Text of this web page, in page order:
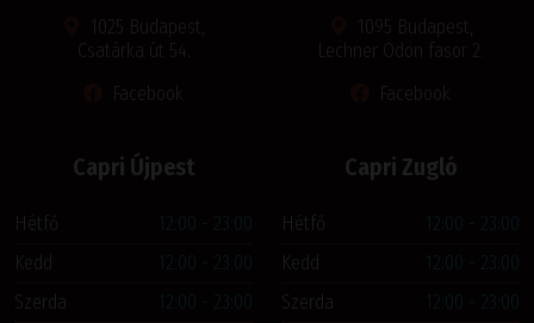
1025 Budapest,
Csatárka út 54.
Facebook
1095 Budapest,
Lechner Ödön fasor 2.
Facebook
Capri Újpest
Hétfő
12:00 - 23:00
Kedd
12:00 - 23:00
Szerda
12:00 - 23:00
Capri Zugló
Hétfő
12:00 - 23:00
Kedd
12:00 - 23:00
Szerda
12:00 - 23:00